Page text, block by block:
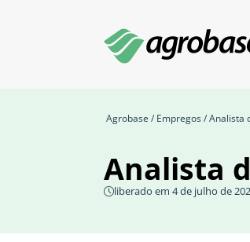
Agrobase / Empregos/ Analista
Analista
liberado em 4 de julho de